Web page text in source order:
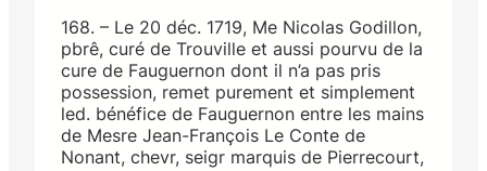
168. – Le 20 déc. 1719, Me Nicolas Godillon,
pbrê, curé de Trouville et aussi pourvu de la
cure de Fauguernon dont il n’a pas pris
possession, remet purement et simplement
led. bénéfice de Fauguernon entre les mains
de Mesre Jean-François Le Conte de
Nonant, chevr, seigr marquis de Pierrecourt,